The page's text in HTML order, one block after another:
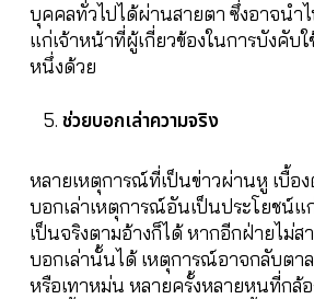
บุคคลทั่วไปได้ผ่านสายตา ซึ่งอาจนำไ
แก่เจ้าหน้าที่ผู้เกี่ยวข้องในการบังคับ
หนึ่งด้วย
ช่วยบอกเล่าความจริง
หลายเหตุการณ์ที่เป็นข่าวผ่านหู เบื้อ
บอกเล่าเหตุการณ์อันเป็นประโยชน์แ
เป็นจริงตามอ้างก็ได้ หากอีกฝ่ายไม่ส
บอกเล่านั้นได้ เหตุการณ์อาจกลับตา
หรือเทาหม่น หลายครั้งหลายหนที่กล้อ